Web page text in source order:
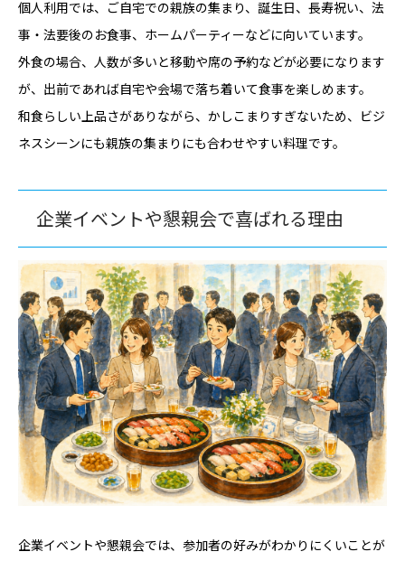
個人利用では、ご自宅での親族の集まり、誕生日、長寿祝い、法
事・法要後のお食事、ホームパーティーなどに向いています。
外食の場合、人数が多いと移動や席の予約などが必要になります
が、出前であれば自宅や会場で落ち着いて食事を楽しめます。
和食らしい上品さがありながら、かしこまりすぎないため、ビジ
ネスシーンにも親族の集まりにも合わせやすい料理です。
企業イベントや懇親会で喜ばれる理由
企業イベントや懇親会では、参加者の好みがわかりにくいことが